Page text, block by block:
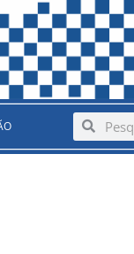
Search